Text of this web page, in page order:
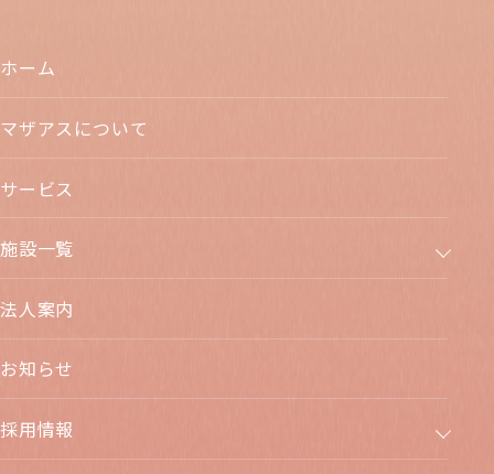
ホーム
マザアスについて
サービス
施設一覧
法人案内
お知らせ
採用情報